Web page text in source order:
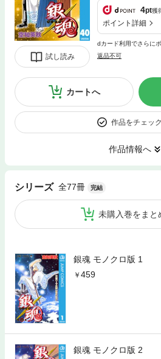
試し読み
4pt獲
ポイント詳細
dカード利用でさらに
返品不可
カートへ
作品をチェッ
作品情報へ
シリーズ 全77冊 完結
未購入巻をまと
銀魂 モノクロ版 1
459
銀魂 モノクロ版 2